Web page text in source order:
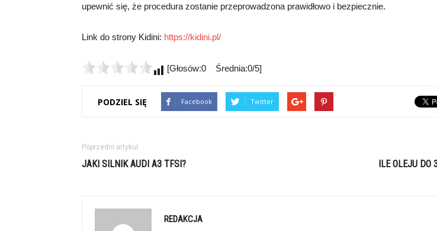
upewnić się, że procedura zostanie przeprowadzona prawidłowo i bezpiecznie.
Link do strony Kidini: https://kidini.pl/
[Głosów:0 Średnia:0/5]
PODZIEL SIĘ Facebook Twitter
Poprzedni artykuł
JAKI SILNIK AUDI A3 TFSI? ILE OLEJU DO
REDAKCJA